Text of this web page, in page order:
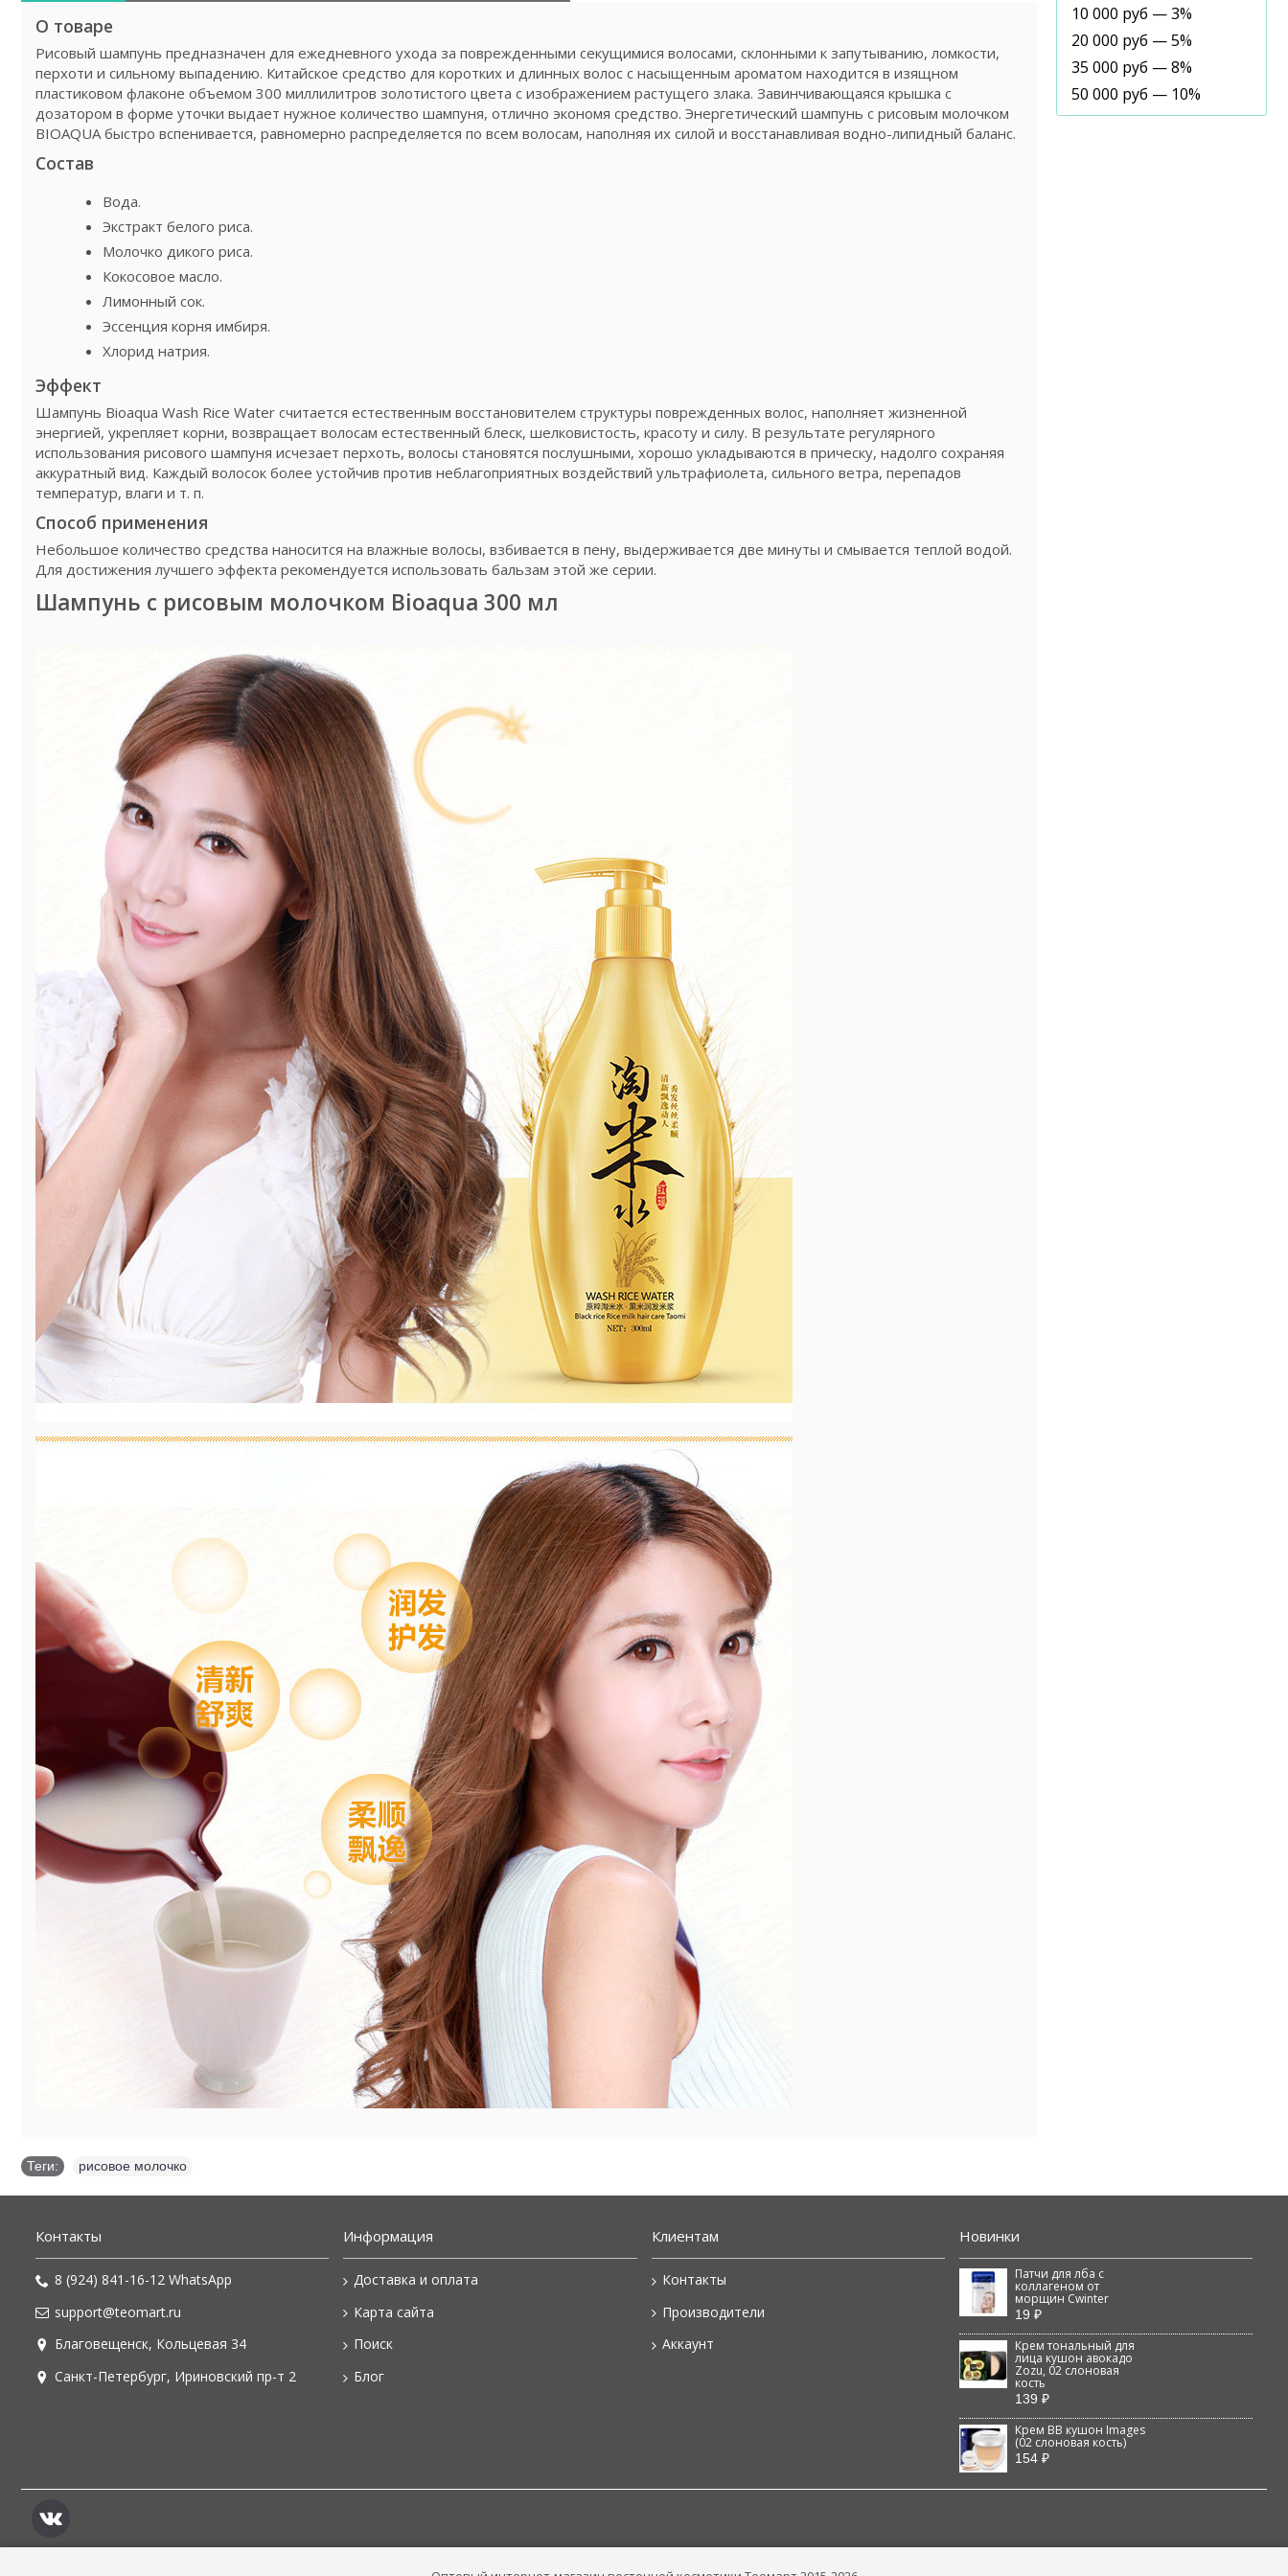
10 000 руб — 3%
20 000 руб — 5%
35 000 руб — 8%
50 000 руб — 10%
О товаре
Рисовый шампунь предназначен для ежедневного ухода за поврежденными секущимися волосами, склонными к запутыванию, ломкости,
перхоти и сильному выпадению. Китайское средство для коротких и длинных волос с насыщенным ароматом находится в изящном
пластиковом флаконе объемом 300 миллилитров золотистого цвета с изображением растущего злака. Завинчивающаяся крышка с
дозатором в форме уточки выдает нужное количество шампуня, отлично экономя средство. Энергетический шампунь с рисовым молочком
BIOAQUA быстро вспенивается, равномерно распределяется по всем волосам, наполняя их силой и восстанавливая водно-липидный баланс.
Состав
Вода.
Экстракт белого риса.
Молочко дикого риса.
Кокосовое масло.
Лимонный сок.
Эссенция корня имбиря.
Хлорид натрия.
Эффект
Шампунь Bioaqua Wash Rice Water считается естественным восстановителем структуры поврежденных волос, наполняет жизненной
энергией, укрепляет корни, возвращает волосам естественный блеск, шелковистость, красоту и силу. В результате регулярного
использования рисового шампуня исчезает перхоть, волосы становятся послушными, хорошо укладываются в прическу, надолго сохраняя
аккуратный вид. Каждый волосок более устойчив против неблагоприятных воздействий ультрафиолета, сильного ветра, перепадов
температур, влаги и т. п.
Способ применения
Небольшое количество средства наносится на влажные волосы, взбивается в пену, выдерживается две минуты и смывается теплой водой.
Для достижения лучшего эффекта рекомендуется использовать бальзам этой же серии.
Шампунь с рисовым молочком Bioaqua 300 мл
Теги: рисовое молочко
Контакты
8 (924) 841-16-12 WhatsApp
support@teomart.ru
Благовещенск, Кольцевая 34
Санкт-Петербург, Ириновский пр-т 2
Информация
Доставка и оплата
Карта сайта
Поиск
Блог
Клиентам
Контакты
Производители
Аккаунт
Новинки
Патчи для лба с
коллагеном от
морщин Cwinter
19 ₽
Крем тональный для
лица кушон авокадо
Zozu, 02 слоновая
кость
139 ₽
Крем BB кушон Images
(02 слоновая кость)
154 ₽